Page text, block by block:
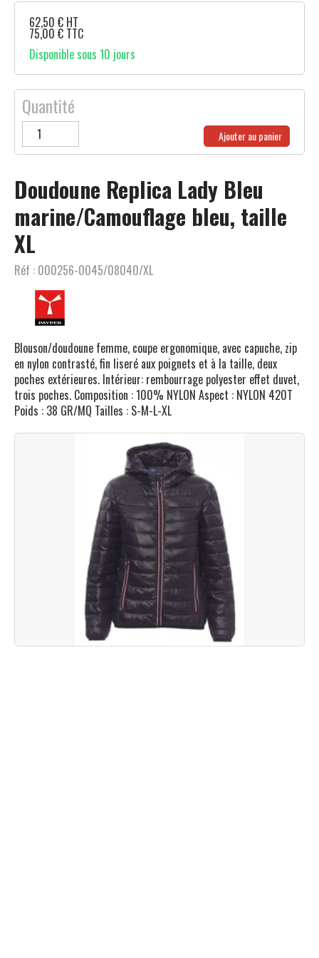
Doudoune Replica Lady Bleu
marine/Camouflage bleu, taille
XL
Réf : 000256-0045/08040/XL
Blouson/doudoune femme, coupe ergonomique, avec capuche, zip
en nylon contrasté, fin liseré aux poignets et à la taille, deux
poches extérieures. Intérieur: rembourrage polyester effet duvet,
trois poches. Composition : 100% NYLON Aspect : NYLON 420T
Poids : 38 GR/MQ Tailles : S-M-L-XL
62,50 € HT
75,00 € TTC
Disponible sous 10 jours
Quantité
Ajouter au panier